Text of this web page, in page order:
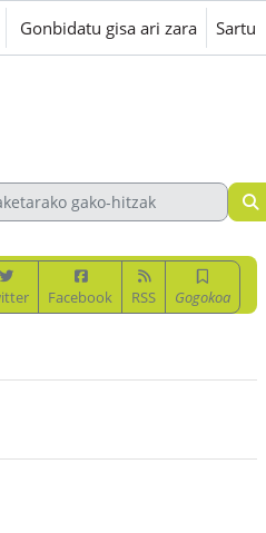
Gonbidatu gisa ari zara Sartu
Facebook RSS Gogokoa